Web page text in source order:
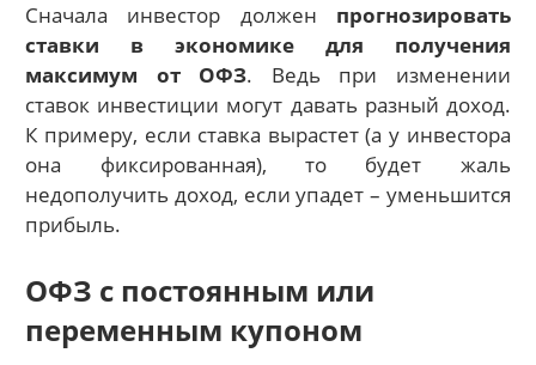
Сначала инвестор должен прогнозировать
ставки в экономике для получения
максимум от ОФЗ. Ведь при изменении
ставок инвестиции могут давать разный доход.
К примеру, если ставка вырастет (а у инвестора
она фиксированная), то будет жаль
недополучить доход, если упадет – уменьшится
прибыль.
ОФЗ с постоянным или
переменным купоном